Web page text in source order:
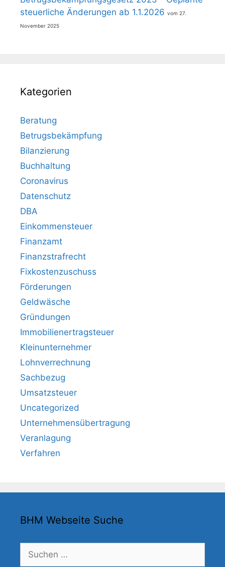
steuerliche Änderungen ab 1.1.2026
27.
November 2025
Kategorien
Beratung
Betrugsbekämpfung
Bilanzierung
Buchhaltung
Coronavirus
Datenschutz
DBA
Einkommensteuer
Finanzamt
Finanzstrafrecht
Fixkostenzuschuss
Förderungen
Geldwäsche
Gründungen
Immobilienertragsteuer
Kleinunternehmer
Lohnverrechnung
Sachbezug
Umsatzsteuer
Uncategorized
Unternehmensübertragung
Veranlagung
Verfahren
BHM Webseite Suche
nach: